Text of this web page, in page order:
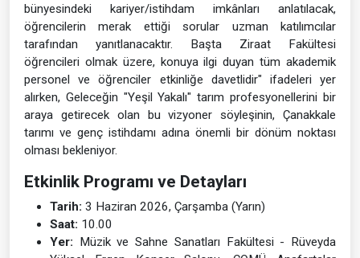
bünyesindeki kariyer/istihdam imkânları anlatılacak,
öğrencilerin merak ettiği sorular uzman katılımcılar
tarafından yanıtlanacaktır. Başta Ziraat Fakültesi
öğrencileri olmak üzere, konuya ilgi duyan tüm akademik
personel ve öğrenciler etkinliğe davetlidir" ifadeleri yer
alırken, Geleceğin "Yeşil Yakalı" tarım profesyonellerini bir
araya getirecek olan bu vizyoner söyleşinin, Çanakkale
tarımı ve genç istihdamı adına önemli bir dönüm noktası
olması bekleniyor.
Etkinlik Programı ve Detayları
Tarih: 3 Haziran 2026, Çarşamba (Yarın)
Saat: 10.00
Yer: Müzik ve Sahne Sanatları Fakültesi - Rüveyda